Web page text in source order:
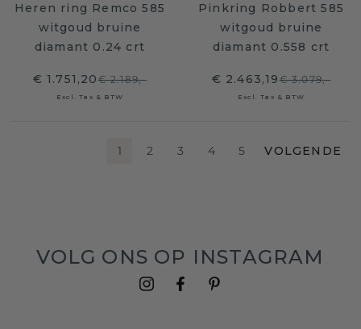
Heren ring Remco 585
witgoud bruine
diamant 0.24 crt
€ 1.751,20€ 2.189,-
Excl. Tax & BTW
Pinkring Robbert 585
witgoud bruine
diamant 0.558 crt
€ 2.463,19€ 3.079,-
Excl. Tax & BTW
1 2 3 4 5 VOLGENDE
VOLG ONS OP INSTAGRAM